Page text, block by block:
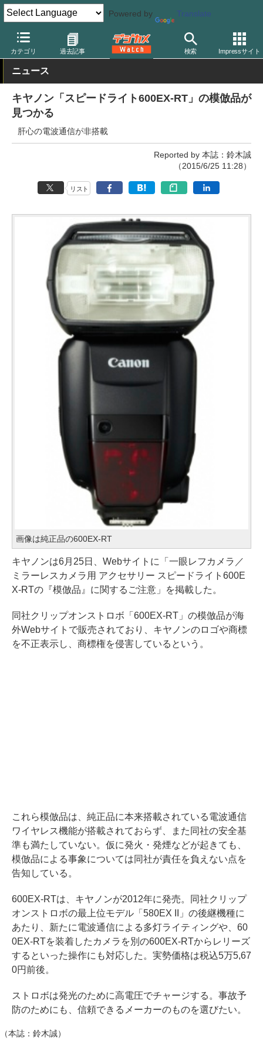
Powered by Translate
カテゴリ 過去記事 検索 Impressサイト
デジカメ Watch 撮影用品 ストロボ（フラッシュ） キヤノン
ニュース
キヤノン「スピードライト600EX-RT」の模倣品が
見つかる
肝心の電波通信が非搭載
Reported by 本誌：鈴木誠
（2015/6/25 11:28）
リスト
画像は純正品の600EX-RT
キヤノンは6月25日、Webサイトに「一眼レフカメラ／
ミラーレスカメラ用 アクセサリー スピードライト600E
X-RTの『模倣品』に関するご注意」を掲載した。
同社クリップオンストロボ「600EX-RT」の模倣品が海
外Webサイトで販売されており、キヤノンのロゴや商標
を不正表示し、商標権を侵害しているという。
これら模倣品は、純正品に本来搭載されている電波通信
ワイヤレス機能が搭載されておらず、また同社の安全基
準も満たしていない。仮に発火・発煙などが起きても、
模倣品による事象については同社が責任を負えない点を
告知している。
600EX-RTは、キヤノンが2012年に発売。同社クリップ
オンストロボの最上位モデル「580EX II」の後継機種に
あたり、新たに電波通信による多灯ライティングや、60
0EX-RTを装着したカメラを別の600EX-RTからレリーズ
するといった操作にも対応した。実勢価格は税込5万5,67
0円前後。
ストロボは発光のために高電圧でチャージする。事故予
防のためにも、信頼できるメーカーのものを選びたい。
（本誌：鈴木誠）